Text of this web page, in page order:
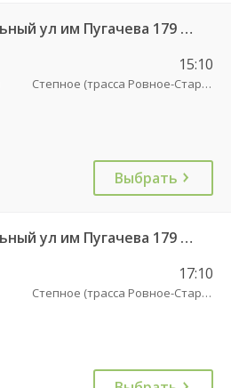
Саратов АВ Центральный ул им Пугачева 179 А — Палласовка
15:10
Степное (трасса Ровное-Старая Полтавка)
Выбрать
Саратов АВ Центральный ул им Пугачева 179 А — Старая Полтавка
17:10
Степное (трасса Ровное-Старая Полтавка)